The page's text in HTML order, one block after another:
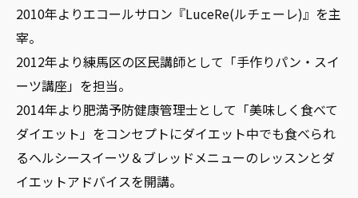
2010年よりエコールサロン『LuceRe(ルチェーレ)』を主
宰。
2012年より練馬区の区民講師として「手作りパン・スイ
ーツ講座」を担当。
2014年より肥満予防健康管理士として「美味しく食べて
ダイエット」をコンセプトにダイエット中でも食べられ
るヘルシースイーツ＆ブレッドメニューのレッスンとダ
イエットアドバイスを開講。